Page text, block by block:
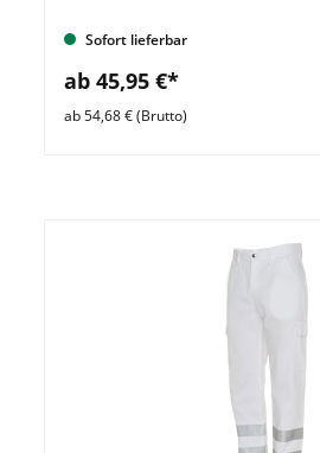
Sofort lieferbar
ab 45,95 €*
ab 54,68 € (Brutto)